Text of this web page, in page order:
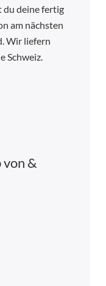
du deine fertig
am nächsten
Wir liefern
Schweiz.
von &